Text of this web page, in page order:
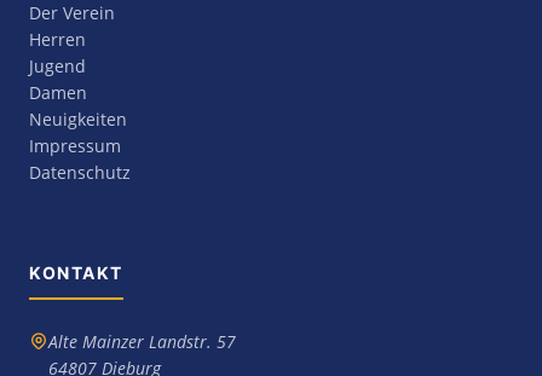
Der Verein
Herren
Jugend
Damen
Neuigkeiten
Impressum
Datenschutz
KONTAKT
Alte Mainzer Landstr. 57
64807 Dieburg